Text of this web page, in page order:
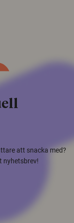
att snacka med?
nyhetsbrev!